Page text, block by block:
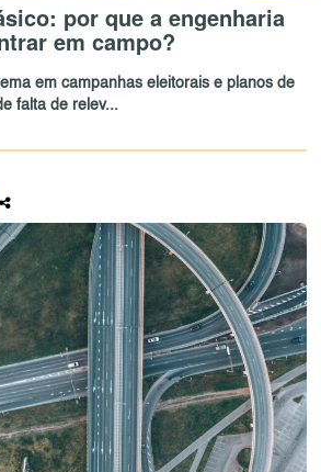
por que a engenharia
em campo?
em campanhas eleitorais e planos de
falta de relev...